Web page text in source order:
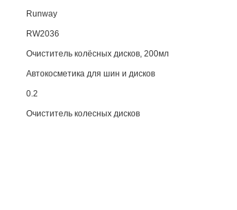
Runway
RW2036
Очиститель колёсных дисков, 200мл
Автокосметика для шин и дисков
0.2
Очиститель колесных дисков